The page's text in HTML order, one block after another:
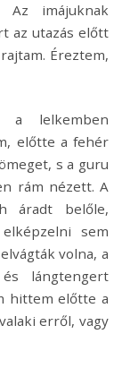
Az imájuknak
az utazás előtt
Éreztem,
a lelkemben
előtte a fehér
s a guru
rám nézett. A
áradt belőle,
sem
volna, a
lángtengert
hittem előtte a
erről, vagy